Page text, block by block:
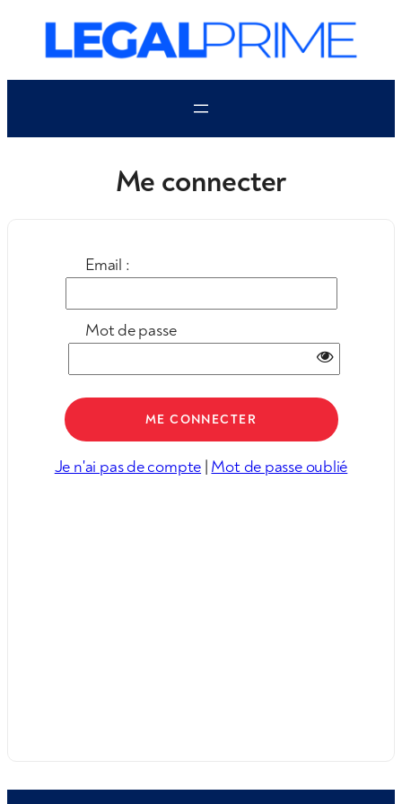
contenu
Me connecter
Email :
Mot de passe
Je n'ai pas de compte | Mot de passe oublié